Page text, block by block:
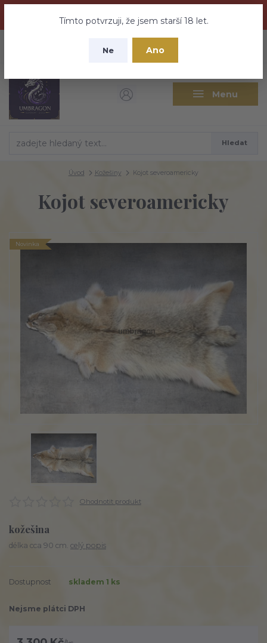
nebuďte vyděšeni zde najdete vše a ještě mnohem víc
Tímto potvrzuji, že jsem starší 18 let.
Ne Ano
Menu
CZK
Hledat
Úvod Kožešiny Kojot severoamericky
Kojot severoamericky
Novinka
Ohodnotit produkt
kožešina
délka cca 90 cm. celý popis
Dostupnost skladem 1 ks
Nejsme plátci DPH